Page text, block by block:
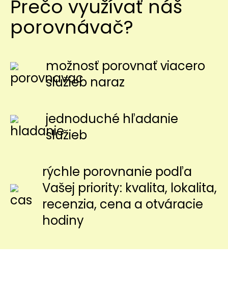
Prečo využívať náš
porovnávač?
možnosť porovnať viacero
služieb naraz
jednoduché hľadanie
služieb
rýchle porovnanie podľa
Vašej priority: kvalita, lokalita,
recenzia, cena a otváracie
hodiny